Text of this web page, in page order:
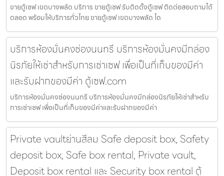
ขายตู้เซฟ เขตบางพลัด บริการ ขายตู้เซฟ รับติดตั้งตู้เซฟ ติดต่อสอบถามได้
ตลอด พร้อมให้บริการทั่วไทย ขายตู้เซฟ เขตบางพลัด โด
บริการห้องมั่นคงช่องนนทรี บริการห้องมั่นคงมีกล่อง
นิรภัยให้เช่าสำหรับการเช่าเซฟ เพื่อเป็นที่เก็บของมีค่า
และรับฝากของมีค่า ตู้เซฟ.com
บริการห้องมั่นคงช่องนนทรี บริการห้องมั่นคงมีกล่องนิรภัยให้เช่าสำหรับ
การเช่าเซฟ เพื่อเป็นที่เก็บของมีค่าและรับฝากของมีค่า
Private vaultย่านสีลม Safe deposit box, Safety
deposit box, Safe box rental, Private vault,
Deposit box rental และ Security box rental ตู้